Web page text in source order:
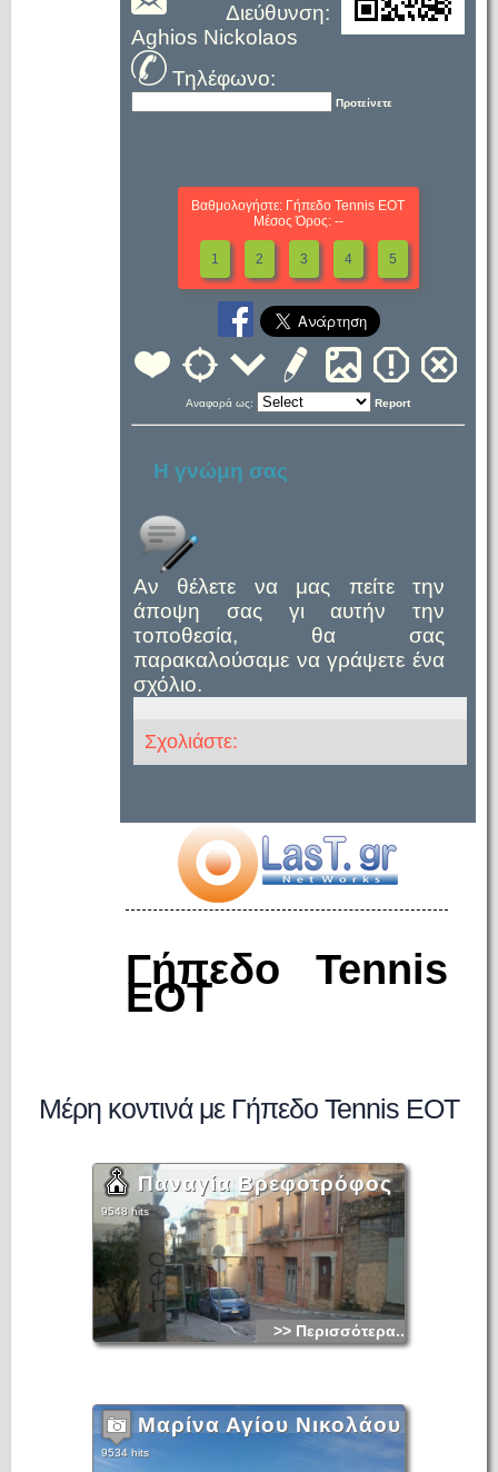
Διεύθυνση:
Aghios Nickolaos
Τηλέφωνο:
Προτείνετε
Βαθμολογήστε: Γήπεδο Tennis EOT
Μέσος Όρος: --
1 2 3 4 5
Αναφορά ως: Report
Η γνώμη σας
Αν θέλετε να μας πείτε την
άποψη σας γι αυτήν την
τοποθεσία, θα σας
παρακαλούσαμε να γράψετε ένα
σχόλιο.
Σχολιάστε:
Γήπεδο Tennis
EOT
Μέρη κοντινά με Γήπεδο Tennis EOT
Παναγία Βρεφοτρόφος
9548 hits
>> Περισσότερα...
Μαρίνα Αγίου Νικολάου
9534 hits